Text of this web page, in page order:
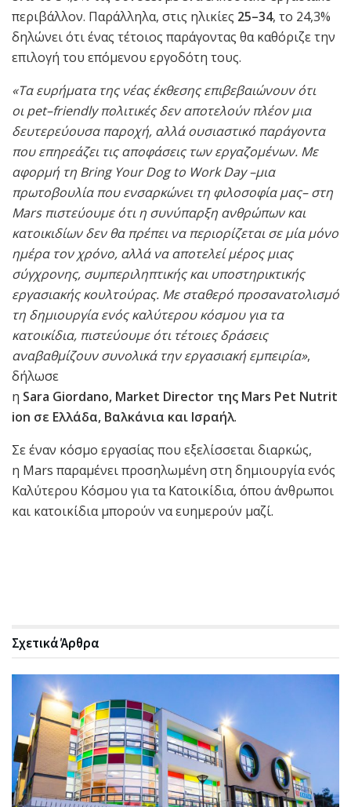
περιβάλλον. Παράλληλα, στις ηλικίες 25–34, το 24,3%
δηλώνει ότι ένας τέτοιος παράγοντας θα καθόριζε την
επιλογή του επόμενου εργοδότη τους.
«Τα ευρήματα της νέας έκθεσης επιβεβαιώνουν ότι
οιpet–friendlyπολιτικές δεν αποτελούν πλέον μια
δευτερεύουσα παροχή, αλλά ουσιαστικό παράγοντα
που επηρεάζει τις αποφάσεις των εργαζομένων. Με
αφορμή τη Bring Your Dog to Work Day–μια
πρωτοβουλία που ενσαρκώνει τη φιλοσοφία μας– στη
Mars πιστεύουμε ότι η συνύπαρξη ανθρώπων και
κατοικιδίων δεν θα πρέπει να περιορίζεται σε μία μόνο
ημέρα τον χρόνο, αλλά να αποτελεί μέρος μιας
σύγχρονης, συμπεριληπτικής και υποστηρικτικής
εργασιακής κουλτούρας. Με σταθερό προσανατολισμό
τη δημιουργία ενός καλύτερου κόσμου για τα
κατοικίδια, πιστεύουμε ότι τέτοιες δράσεις
αναβαθμίζουν συνολικά την εργασιακή εμπειρία»,
δήλωσε
η Sara Giordano, Market Director της Mars Pet Nutrit
ion σε Ελλάδα, Βαλκάνια και Ισραήλ.
Σε έναν κόσμο εργασίας που εξελίσσεται διαρκώς,
η Mars παραμένει προσηλωμένη στη δημιουργία ενός
Καλύτερου Κόσμου για τα Κατοικίδια, όπου άνθρωποι
και κατοικίδια μπορούν να ευημερούν μαζί.
ΣχετικάΆρθρα